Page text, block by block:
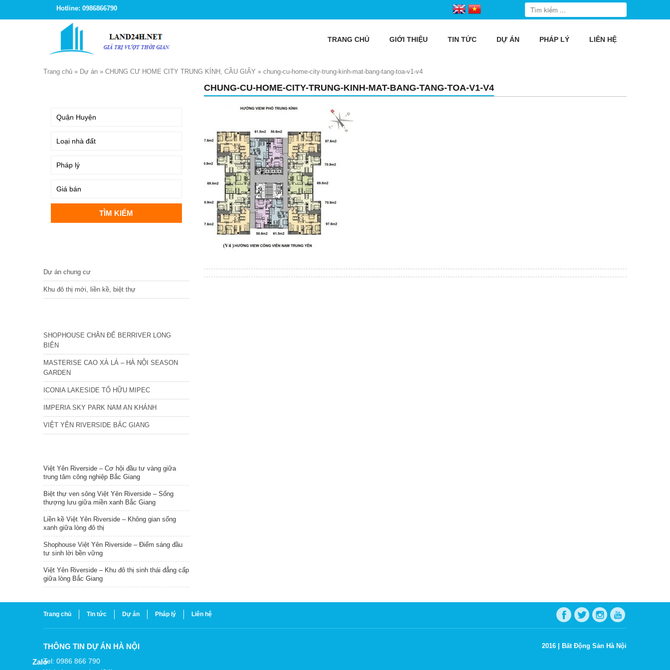
Hotline: 0986866790
TRANG CHỦ GIỚI THIỆU TIN TỨC DỰ ÁN PHÁP LÝ LIÊN HỆ
Trang chủ » Dự án » CHUNG CƯ HOME CITY TRUNG KÍNH, CẦU GIẤY » chung-cu-home-city-trung-kinh-mat-bang-tang-toa-v1-v4
CHUNG-CU-HOME-CITY-TRUNG-KINH-MAT-BANG-TANG-TOA-V1-V4
Dự án chung cư
Khu đô thị mới, liền kề, biệt thự
SHOPHOUSE CHÂN ĐẾ BERRIVER LONG
BIÊN
MASTERISE CAO XÀ LÁ – HÀ NỘI SEASON
GARDEN
ICONIA LAKESIDE TỐ HỮU MIPEC
IMPERIA SKY PARK NAM AN KHÁNH
VIỆT YÊN RIVERSIDE BẮC GIANG
Việt Yên Riverside – Cơ hội đầu tư vàng giữa
trung tâm công nghiệp Bắc Giang
Biệt thự ven sông Việt Yên Riverside – Sống
thượng lưu giữa miền xanh Bắc Giang
Liền kề Việt Yên Riverside – Không gian sống
xanh giữa lòng đô thị
Shophouse Việt Yên Riverside – Điểm sáng đầu
tư sinh lời bền vững
Việt Yên Riverside – Khu đô thị sinh thái đẳng cấp
giữa lòng Bắc Giang
Trang chủ Tin tức Dự án Pháp lý Liên hệ
THÔNG TIN DỰ ÁN HÀ NỘI
Tel: 0986 866 790
2016 | Bất Động Sản Hà Nội
Zalo